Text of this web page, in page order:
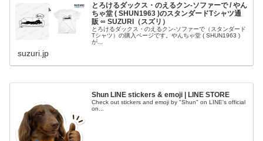
とろけるダックス・のえるクン-ソファーで / やん
ちゃ堂 ( SHUN1963 )のスタンダードTシャツ通
販 ∞ SUZURI（スズリ）
とろけるダックス・のえるクン-ソファーで（スタンダード
Tシャツ）の購入ページです。やんちゃ堂 ( SHUN1963 )
が...
suzuri.jp
Shun LINE stickers & emoji | LINE STORE
Check out stickers and emoji by "Shun" on LINE's official
on...